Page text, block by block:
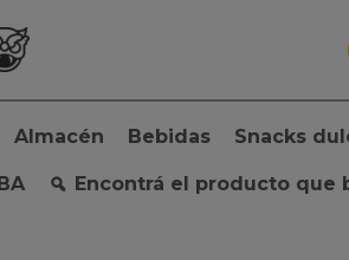
Almacén Bebidas Snacks
Encontrá el producto que